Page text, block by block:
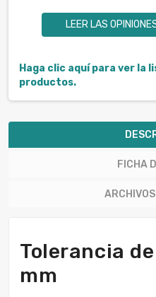
LEER LAS
Haga clic aquí para ver la
productos.
FICHA
Tolerancia
mm